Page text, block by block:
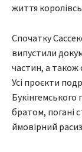
життя
Спочатку
випустили
частин, а також
Усі проєкти
Букінгемського
братом, погані
ймовірний